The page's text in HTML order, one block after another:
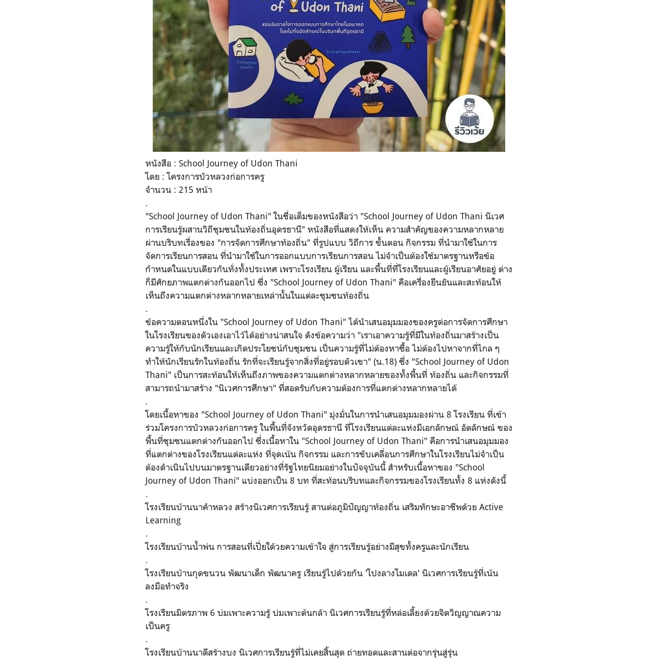
หนังสือ : School Journey of Udon Thani
โดย : โครงการบัวหลวงก่อการครู
จำนวน : 215 หน้า
.
"School Journey of Udon Thani" ในชื่อเต็มของหนังสือว่า "School Journey of Udon Thani นิเวศ
การเรียนรู้ผสานวิถีชุมชนในท้องถิ่นอุดรธานี" หนังสือที่แสดงให้เห็น ความสำคัญของความหลากหลาย
ผ่านบริบทเรื่องของ "การจัดการศึกษาท้องถิ่น" ที่รูปแบบ วิถีการ ขั้นตอน กิจกรรม ที่นำมาใช้ในการ
จัดการเรียนการสอน ที่นำมาใช้ในการออกแบบการเรียนการสอน ไม่จำเป็นต้องใช้มาตรฐานหรือข้อ
กำหนดในแบบเดียวกันทั่งทั้งประเทศ เพราะโรงเรียน ผู้เรียน และพื้นที่ที่โรงเรียนและผู้เรียนอาศัยอยู่ ต่าง
ก็มีศักยภาพแตกต่างกันออกไป ซึ่ง "School Journey of Udon Thani" คือเครื่องยืนยันและสะท้อนให้
เห็นถึงความแตกต่างหลากหลายเหล่านั้นในแต่ละชุมชนท้องถิ่น
.
ข้อความตอนหนึ่งใน "School Journey of Udon Thani" ได้นำเสนอมุมมองของครูต่อการจัดการศึกษา
ในโรงเรียนของตัวเองเอาไว้ได้อย่างน่าสนใจ ดังข้อความว่า "เราเอาความรู้ที่มีในท้องถิ่นมาสร้างเป็น
ความรู้ให้กับนักเรียนและเกิดประโยชน์กับชุมชน เป็นความรู้ที่ไม่ต้องหาซื้อ ไม่ต้องไปหาจากที่ไกล ๆ
ทำให้นักเรียนรักในท้องถิ่น รักที่จะเรียนรู้จากสิ่งที่อยู่รอบตัวเขา" (น.18) ซึ่ง "School Journey of Udon
Thani" เป็นการสะท้อนให้เห็นถึงภาพของความแตกต่างหลากหลายของทั้งพื้นที่ ท้องถิ่น และกิจกรรมที่
สามารถนำมาสร้าง "นิเวศการศึกษา" ที่สอดรับกับความต้องการที่แตกต่างหลากหลายได้
.
โดยเนื้อหาของ "School Journey of Udon Thani" มุ่งมั่นในการนำเสนอมุมมองผ่าน 8 โรงเรียน ที่เข้า
ร่วมโครงการบัวหลวงก่อการครู ในพื้นที่จังหวัดอุดรธานี ที่โรงเรียนแต่ละแห่งมีเอกลักษณ์ อัตลักษณ์ ของ
พื้นที่ชุมชนแตกต่างกันออกไป ซึ่งเนื้อหาใน "School Journey of Udon Thani" คือการนำเสนอมุมมอง
ที่แตกต่างของโรงเรียนแต่ละแห่ง ที่จุดเน้น กิจกรรม และการขับเคลื่อนการศึกษาในโรงเรียนไม่จำเป็น
ต้องดำเนินไปบนมาตรฐานเดียวอย่างที่รัฐไทยนิยมอย่างในปัจจุบันนี้ สำหรับเนื้อหาของ "School
Journey of Udon Thani" แบ่งออกเป็น 8 บท ที่สะท้อนบริบทและกิจกรรมของโรงเรียนทั้ง 8 แห่งดังนี้
.
โรงเรียนบ้านนาคำหลวง สร้างนิเวศการเรียนรู้ สานต่อภูมิปัญญาท้องถิ่น เสริมทักษะอาชีพด้วย Active
Learning
.
โรงเรียนบ้านน้ำพ่น การสอนที่เปี่ยใด้วยความเข้าใจ สู่การเรียนรู้อย่างมีสุขทั้งครูและนักเรียน
.
โรงเรียนบ้านกุดขนวน พัฒนาเด็ก พัฒนาครู เรียนรู้ไปด้วยกัน 'โปงลางโมเดล' นิเวศการเรียนรู้ที่เน้น
ลงมือทำจริง
.
โรงเรียนมิตรภาพ 6 บ่มเพาะความรู้ บ่มเพาะต้นกล้า นิเวศการเรียนรู้ที่หล่อเลี้ยงด้วยจิตวิญญาณความ
เป็นครู
.
โรงเรียนบ้านนาดีสร้างบง นิเวศการเรียนรู้ที่ไม่เคยสิ้นสุด ถ่ายทอดและสานต่อจากรุ่นสู่รุ่น